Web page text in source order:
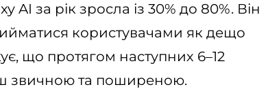
AI за рік зросла із 30% до 80%. Він
користувачами як дещо
що протягом наступних 6–12
звичною та поширеною.